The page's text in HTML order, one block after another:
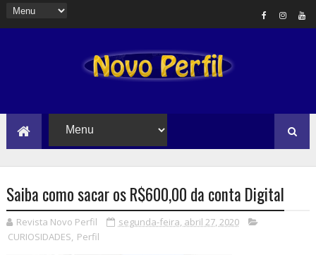
Saiba como sacar os R$600,00 da conta Digital
Revista Novo Perfil
segunda-feira, abril 27, 2020
CURIOSIDADES, Perfil